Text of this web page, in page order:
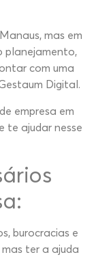
mas em
planejamento,
com uma
Digital.
empresa em
te ajudar nesse
burocracias e
ter a ajuda